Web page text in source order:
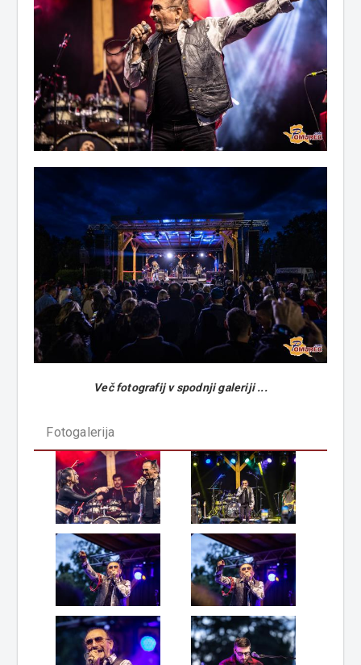
Več fotografij v spodnji galeriji ...
Fotogalerija